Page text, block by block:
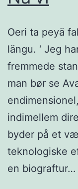
Oeri ta peyä
längu. ‘ Jeg
fremmede
man bør se
indimellem
byder på et
teknologiske
en biograftur…